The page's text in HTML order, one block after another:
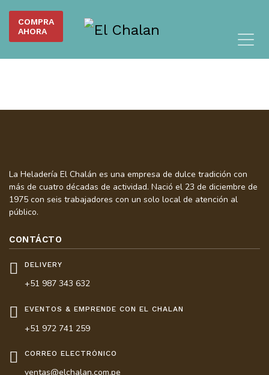
COMPRA
AHORA
La Heladería El Chalán es una empresa de dulce tradición con
más de cuatro décadas de actividad. Nació el 23 de diciembre de
1975 con seis trabajadores con un solo local de atención al
público.
CONTÁCTO
DELIVERY
+51 987 343 632
EVENTOS & EMPRENDE CON EL CHALAN
+51 972 741 259
CORREO ELECTRÓNICO
ventas@elchalan.com.pe